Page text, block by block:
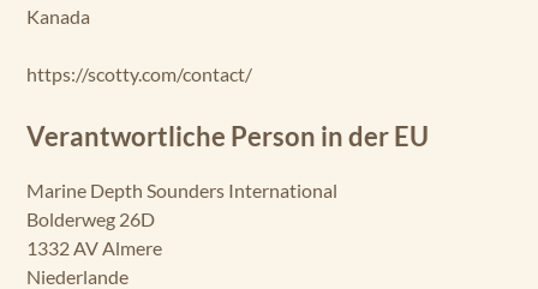
Kanada
https://scotty.com/contact/
Verantwortliche Person in der EU
Marine Depth Sounders International
Bolderweg 26D
1332 AV Almere
Niederlande